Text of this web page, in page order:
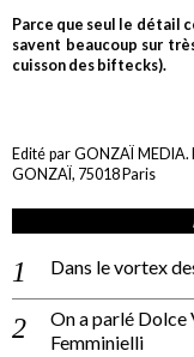
Parce que seul le détail
savent beaucoup sur
cuisson des biftecks).
Edité par GONZAÏ
GONZAÏ, 75018 Paris
Dans le vortex
On a parlé Dolce
Femminielli